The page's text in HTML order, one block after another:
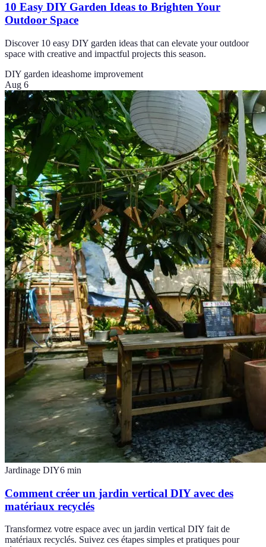
10 Easy DIY Garden Ideas to Brighten Your
Outdoor Space
Discover 10 easy DIY garden ideas that can elevate your outdoor
space with creative and impactful projects this season.
DIY garden ideashome improvement
Aug 6
Jardinage DIY6 min
Comment créer un jardin vertical DIY avec des
matériaux recyclés
Transformez votre espace avec un jardin vertical DIY fait de
matériaux recyclés. Suivez ces étapes simples et pratiques pour